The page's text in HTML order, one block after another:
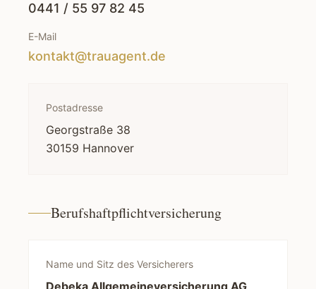
0441 / 55 97 82 45
E-Mail
kontakt@trauagent.de
Postadresse
Georgstraße 38
30159 Hannover
Berufshaftpflichtversicherung
Name und Sitz des Versicherers
Debeka Allgemeineversicherung AG